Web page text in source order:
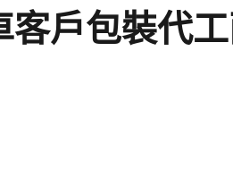
戶包裝代